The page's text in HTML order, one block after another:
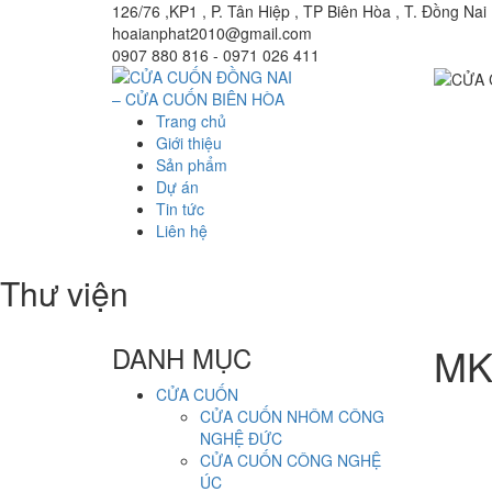
126/76 ,KP1 , P. Tân Hiệp , TP Biên Hòa , T. Đồng Nai
hoaianphat2010@gmail.com
0907 880 816 - 0971 026 411
Trang chủ
Giới thiệu
Sản phẩm
Dự án
Tin tức
Liên hệ
Thư viện
DANH MỤC
CỬA CUỐN
CỬA CUỐN NHÔM CÔNG
NGHỆ ĐỨC
CỬA CUỐN CÔNG NGHỆ
ÚC